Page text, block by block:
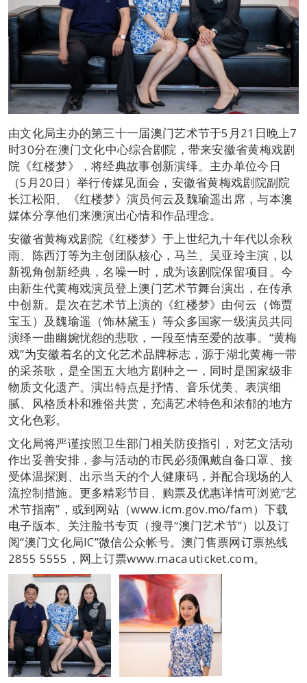
由文化局主办的第三十一届澳门艺术节于5月21日晚上7
时30分在澳门文化中心综合剧院，带来安徽省黄梅戏剧
院《红楼梦》，将经典故事创新演绎。主办单位今日
（5月20日）举行传媒见面会，安徽省黄梅戏剧院副院
长江松阳、《红楼梦》演员何云及魏瑜遥出席，与本澳
媒体分享他们来澳演出心情和作品理念。
安徽省黄梅戏剧院《红楼梦》于上世纪九十年代以余秋
雨、陈西汀等为主创团队核心，马兰、吴亚玲主演，以
新视角创新经典，名噪一时，成为该剧院保留项目。今
由新生代黄梅戏演员登上澳门艺术节舞台演出，在传承
中创新。是次在艺术节上演的《红楼梦》由何云（饰贾
宝玉）及魏瑜遥（饰林黛玉）等众多国家一级演员共同
演绎一曲幽婉忧怨的悲歌，一段至情至爱的故事。“黄梅
戏”为安徽着名的文化艺术品牌标志，源于湖北黄梅一带
的采茶歌，是全国五大地方剧种之一，同时是国家级非
物质文化遗产。演出特点是抒情、音乐优美、表演细
腻、风格质朴和雅俗共赏，充满艺术特色和浓郁的地方
文化色彩。
文化局将严谨按照卫生部门相关防疫指引，对艺文活动
作出妥善安排，参与活动的市民必须佩戴自备口罩、接
受体温探测、出示当天的个人健康码，并配合现场的人
流控制措施。更多精彩节目、购票及优惠详情可浏览“艺
术节指南”，或到网站（www.icm.gov.mo/fam）下载
电子版本、关注脸书专页（搜寻“澳门艺术节”）以及订
阅“澳门文化局IC”微信公众帐号。澳门售票网订票热线
2855 5555，网上订票www.macauticket.com。